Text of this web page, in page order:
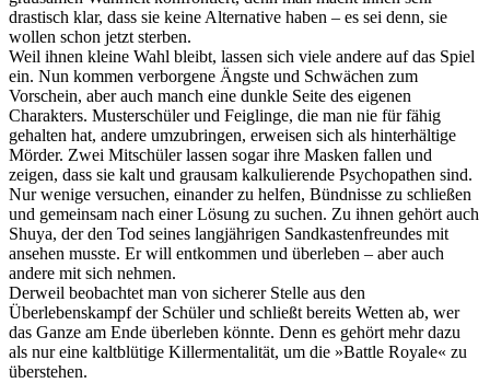
drastisch klar, dass sie keine Alternative haben – es sei denn, sie
wollen schon jetzt sterben.
Weil ihnen kleine Wahl bleibt, lassen sich viele andere auf das Spiel
ein. Nun kommen verborgene Ängste und Schwächen zum
Vorschein, aber auch manch eine dunkle Seite des eigenen
Charakters. Musterschüler und Feiglinge, die man nie für fähig
gehalten hat, andere umzubringen, erweisen sich als hinterhältige
Mörder. Zwei Mitschüler lassen sogar ihre Masken fallen und
zeigen, dass sie kalt und grausam kalkulierende Psychopathen sind.
Nur wenige versuchen, einander zu helfen, Bündnisse zu schließen
und gemeinsam nach einer Lösung zu suchen. Zu ihnen gehört auch
Shuya, der den Tod seines langjährigen Sandkastenfreundes mit
ansehen musste. Er will entkommen und überleben – aber auch
andere mit sich nehmen.
Derweil beobachtet man von sicherer Stelle aus den
Überlebenskampf der Schüler und schließt bereits Wetten ab, wer
das Ganze am Ende überleben könnte. Denn es gehört mehr dazu
als nur eine kaltblütige Killermentalität, um die »Battle Royale« zu
überstehen.